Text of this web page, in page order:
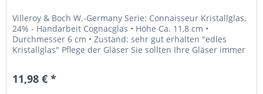
Villeroy & Boch W.-Germany Serie: Connaisseur Kristallglas,
24% - Handarbeit Cognacglas • Höhe Ca. 11,8 cm •
Durchmesser 6 cm • Zustand: sehr gut erhalten "edles
Kristallglas" Pflege der Gläser Sie sollten Ihre Gläser immer
11,98 € *